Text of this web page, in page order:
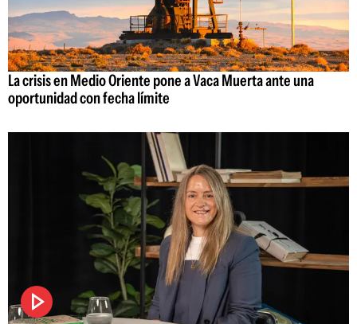
La crisis en Medio Oriente pone a Vaca Muerta ante una
oportunidad con fecha límite